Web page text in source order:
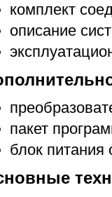
комплект
описание
пакет
блок питания